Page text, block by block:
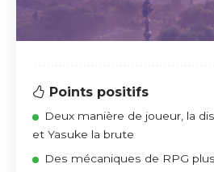
Points positifs
Deux manière de joueur, la
et Yasuke la brute
Des mécaniques de RPG